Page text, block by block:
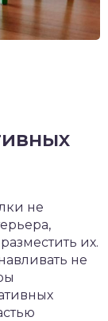
не
их.
не